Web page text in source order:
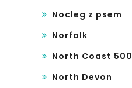
Nocleg z psem
Norfolk
North Coast 500
North Devon